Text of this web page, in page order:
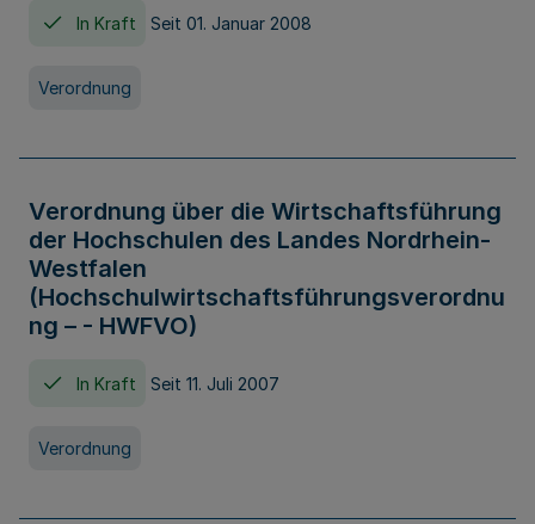
In Kraft Seit 01. Januar 2008
Verordnung
Verordnung über die Wirtschaftsführung
der Hochschulen des Landes Nordrhein-
Westfalen
(Hochschulwirtschaftsführungsverordnu
ng – - HWFVO)
In Kraft Seit 11. Juli 2007
Verordnung